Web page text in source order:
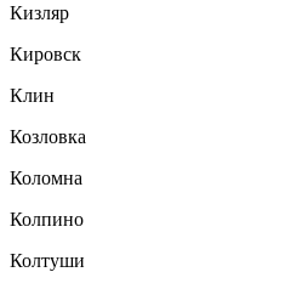
Кизляр
Кировск
Клин
Козловка
Коломна
Колпино
Колтуши